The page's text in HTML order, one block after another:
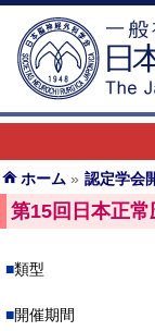
ホーム » 認定学会
第15回日本正
類型
開催期間